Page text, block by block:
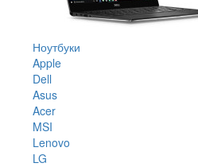
Ноутбуки
Apple
Dell
Asus
Acer
MSI
Lenovo
LG